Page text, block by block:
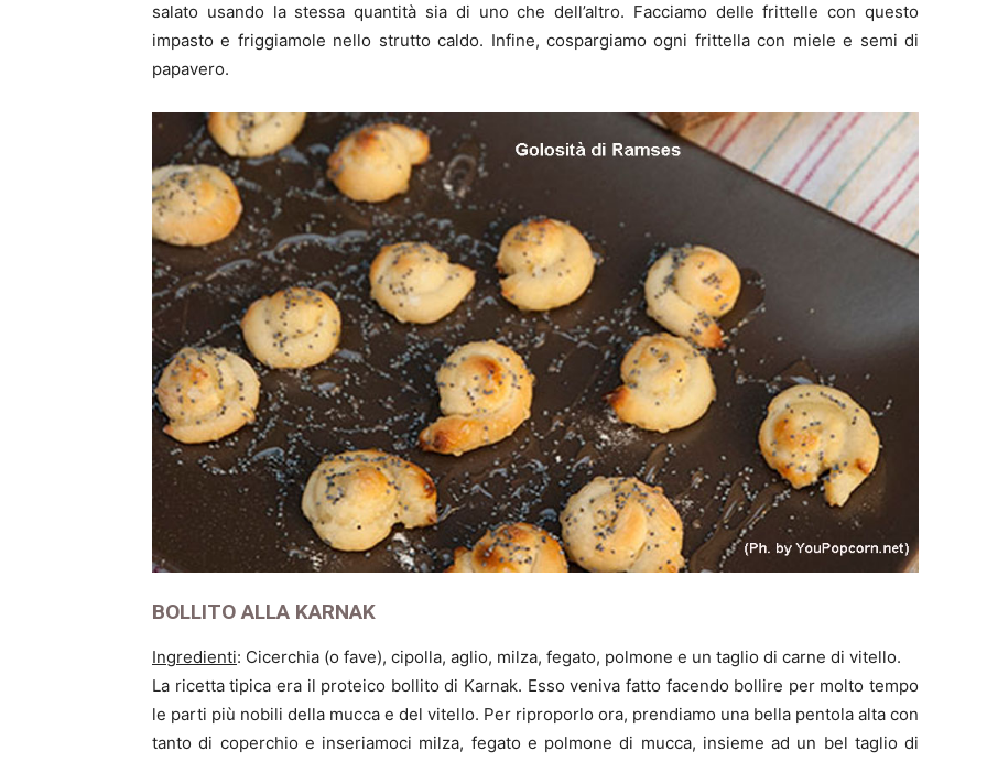
salato usando la stessa quantità sia di uno che dell’altro. Facciamo delle frittelle con questo
impasto e friggiamole nello strutto caldo. Infine, cospargiamo ogni frittella con miele e semi di
papavero.
BOLLITO ALLA KARNAK
Ingredienti: Cicerchia (o fave), cipolla, aglio, milza, fegato, polmone e un taglio di carne di vitello.
La ricetta tipica era il proteico bollito di Karnak. Esso veniva fatto facendo bollire per molto tempo
le parti più nobili della mucca e del vitello. Per riproporlo ora, prendiamo una bella pentola alta con
tanto di coperchio e inseriamoci milza, fegato e polmone di mucca, insieme ad un bel taglio di